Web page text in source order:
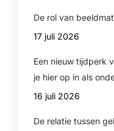
De rol van
17 juli 2026
Een nieuw tijdperk
je hier op in als
16 juli 2026
De relatie tussen